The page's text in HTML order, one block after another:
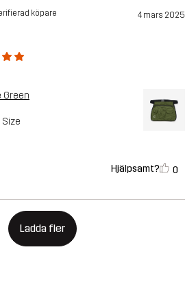
köpare 4 mars 2025
Green
Size
Hjälpsamt? 0
Ladda fler